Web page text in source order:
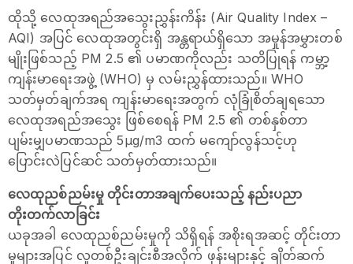
ထိုသို့ လေထုအရည်အသွေးညွှန်းကိန်း (Air Quality Index –
AQI) အပြင် လေထုအတွင်းရှိ အန္တရာယ်ရှိသော အမှုန်အမွှားတစ်
မျိုးဖြစ်သည့် PM 2.5 ၏ ပမာဏကိုလည်း သတိပြုရန် ကမ္ဘာ့
ကျန်းမာရေးအဖွဲ့ (WHO) မှ လမ်းညွှန်ထားသည်။ WHO
သတ်မှတ်ချက်အရ ကျန်းမာရေးအတွက် လုံခြုံစိတ်ချရသော
လေထုအရည်အသွေး ဖြစ်စေရန် PM 2.5 ၏ တစ်နှစ်တာ
ပျမ်းမျှပမာဏသည် 5μg/m3 ထက် မကျော်လွန်သင့်ဟု
ပြောင်းလဲပြင်ဆင် သတ်မှတ်ထားသည်။
လေထုညစ်ညမ်းမှု တိုင်းတာအချက်ပေးသည့် နည်းပညာ
တိုးတက်လာခြင်း
ယခုအခါ လေထုညစ်ညမ်းမှုကို သိရှိရန် အစိုးရအဆင့် တိုင်းတာ
မှုများအပြင် လူတစ်ဦးချင်းစီအလိုက် ဖုန်းများနှင့် ချိတ်ဆက်